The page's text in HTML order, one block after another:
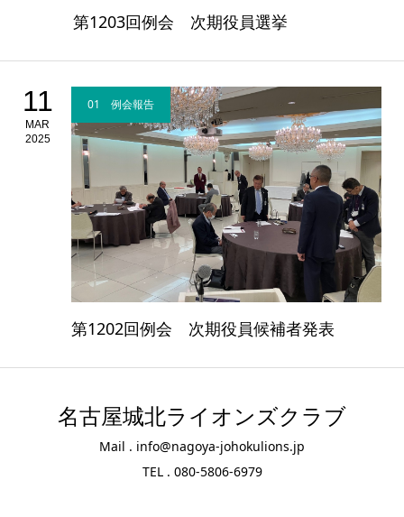
第1203回例会 次期役員選挙
11
MAR
2025
01 例会報告
第1202回例会 次期役員候補者発表
名古屋城北ライオンズクラブ
Mail . info@nagoya-johokulions.jp
TEL . 080-5806-6979